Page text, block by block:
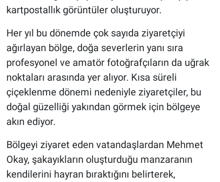
kartpostallık görüntüler oluşturuyor.
Her yıl bu dönemde çok sayıda ziyaretçiyi
ağırlayan bölge, doğa severlerin yanı sıra
profesyonel ve amatör fotoğrafçıların da uğrak
noktaları arasında yer alıyor. Kısa süreli
çiçeklenme dönemi nedeniyle ziyaretçiler, bu
doğal güzelliği yakından görmek için bölgeye
akın ediyor.
Bölgeyi ziyaret eden vatandaşlardan Mehmet
Okay, şakayıkların oluşturduğu manzaranın
kendilerini hayran bıraktığını belirterek,